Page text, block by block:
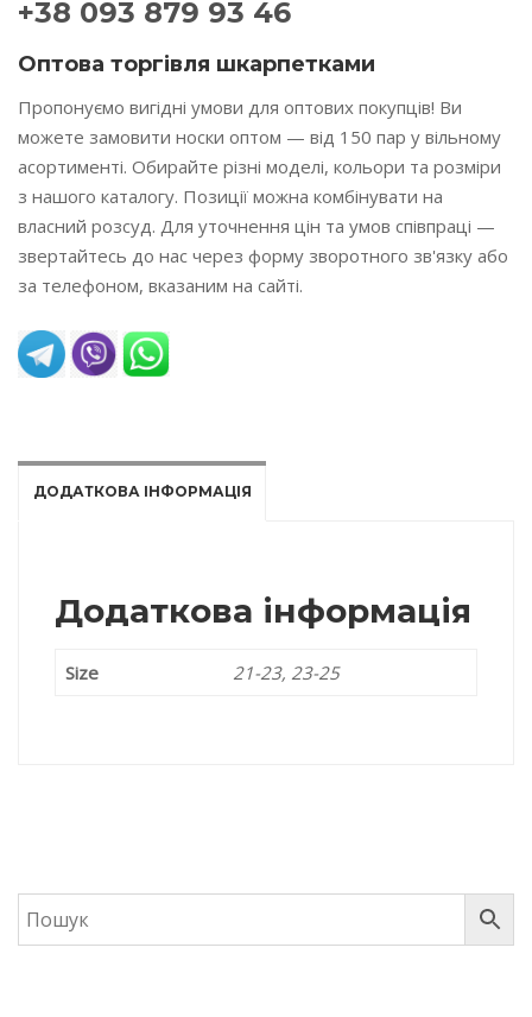
+38 093 879 93 46
Оптова торгівля шкарпетками
Пропонуємо вигідні умови для оптових покупців! Ви
можете замовити носки оптом — від 150 пар у вільному
асортименті. Обирайте різні моделі, кольори та розміри
з нашого каталогу. Позиції можна комбінувати на
власний розсуд. Для уточнення цін та умов співпраці —
звертайтесь до нас через форму зворотного зв'язку або
за телефоном, вказаним на сайті.
ДОДАТКОВА ІНФОРМАЦІЯ
Додаткова інформація
Size 21-23, 23-25